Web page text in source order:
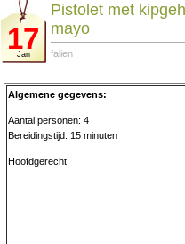
17
Jan
Pistolet met
mayo
falien
Algemene gegevens:
Aantal personen: 4
Bereidingstijd: 15 minuten
Hoofdgerecht